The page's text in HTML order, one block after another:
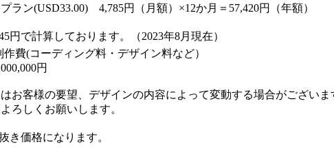
ラン(USD33.00) 4,785円（月額）×12か月＝57,420円（年額）
で計算しております。（2023年8月現在）
作費(コーディング料・デザイン料など）
円
お客様の要望、デザインの内容によって変動する場合がございま
ろしくお願いします。
き価格になります。